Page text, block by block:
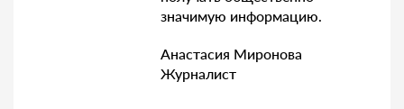
значимую информацию.
Анастасия Миронова
Журналист